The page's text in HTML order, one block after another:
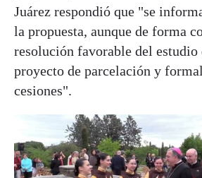
Juárez respondió que "se
la propuesta, aunque de forma
resolución favorable del estudio
proyecto de parcelación y
cesiones".